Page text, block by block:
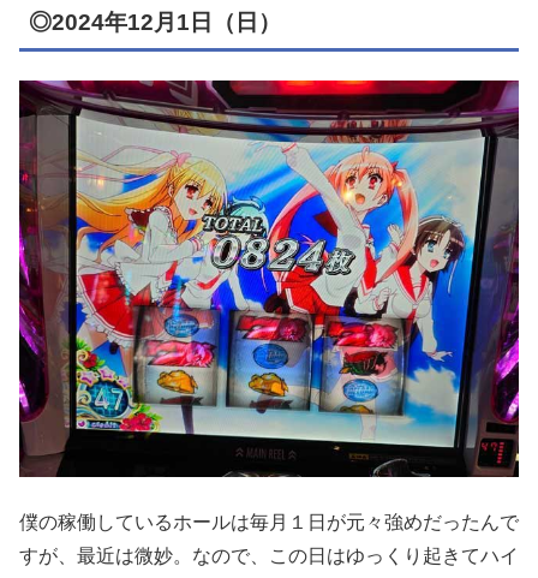
◎2024年12月1日（日）
僕の稼働しているホールは毎月１日が元々強めだったんで
すが、最近は微妙。なので、この日はゆっくり起きてハイ